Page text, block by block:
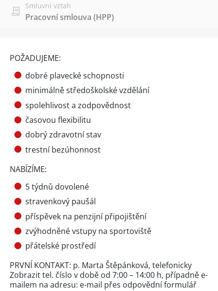
Smluvní vztah
Pracovní smlouva (HPP)
POŽADUJEME:
dobré plavecké schopnosti
minimálně středoškolské vzdělání
spolehlivost a zodpovědnost
časovou flexibilitu
dobrý zdravotní stav
trestní bezúhonnost
NABÍZÍME:
5 týdnů dovolené
stravenkový paušál
příspěvek na penzijní připojištění
zvýhodněné vstupy na sportoviště
přátelské prostředí
PRVNÍ KONTAKT: p. Marta Štěpánková, telefonicky
Zobrazit tel. číslo v době od 7:00 – 14:00 h, případně e-
mailem na adresu: e-mail přes odpovědní formulář